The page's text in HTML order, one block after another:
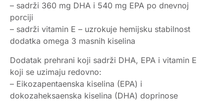
– sadrži 360 mg DHA i 540 mg EPA po dnevnoj
porciji
– sadrži vitamin E – uzrokuje hemijsku stabilnost
dodatka omega 3 masnih kiselina
Dodatak prehrani koji sadrži DHA, EPA i vitamin E
koji se uzimaju redovno:
– Eikozapentaenska kiselina (EPA) i
dokozaheksaenska kiselina (DHA) doprinose